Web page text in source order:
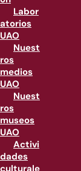
Labor
atorios
UAO
Nuest
ros
medios
UAO
Nuest
ros
museos
UAO
Activi
dades
culturale